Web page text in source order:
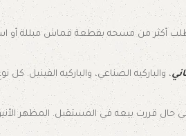
يتطلب أكثر من مسحه بقطعة قماش مبللة
، والباركيه الصناعي، والباركيه الفينيل.
حال قررت بيعه في المستقبل. المظهر